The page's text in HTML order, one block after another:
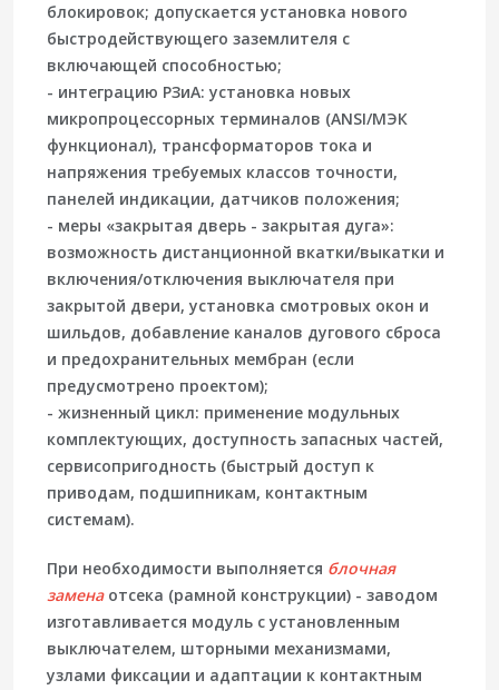
блокировок; допускается установка нового
быстродействующего заземлителя с
включающей способностью;
- интеграцию РЗиА: установка новых
микропроцессорных терминалов (ANSI/МЭК
функционал), трансформаторов тока и
напряжения требуемых классов точности,
панелей индикации, датчиков положения;
- меры «закрытая дверь - закрытая дуга»:
возможность дистанционной вкатки/выкатки и
включения/отключения выключателя при
закрытой двери, установка смотровых окон и
шильдов, добавление каналов дугового сброса
и предохранительных мембран (если
предусмотрено проектом);
- жизненный цикл: применение модульных
комплектующих, доступность запасных частей,
сервисопригодность (быстрый доступ к
приводам, подшипникам, контактным
системам).
При необходимости выполняется блочная
заменаотсека (рамной конструкции) - заводом
изготавливается модуль с установленным
выключателем, шторными механизмами,
узлами фиксации и адаптации к контактным